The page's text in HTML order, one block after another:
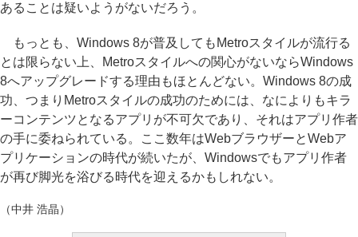
あることは疑いようがないだろう。
もっとも、Windows 8が普及してもMetroスタイルが流行る
とは限らない上、Metroスタイルへの関心がないならWindows
8へアップグレードする理由もほとんどない。Windows 8の成
功、つまりMetroスタイルの成功のためには、なによりもキラ
ーコンテンツとなるアプリが不可欠であり、それはアプリ作者
の手に委ねられている。ここ数年はWebブラウザーとWebア
プリケーションの時代が続いたが、Windowsでもアプリ作者
が再び脚光を浴びる時代を迎えるかもしれない。
（中井 浩晶）